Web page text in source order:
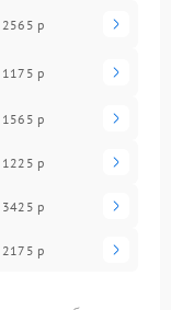
2565 р
1175 р
1565 р
1225 р
3425 р
2175 р